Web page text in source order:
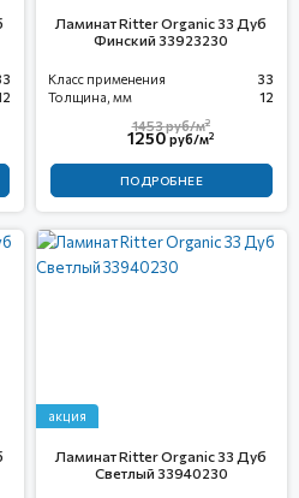
Ламинат Ritter Organic 33 Дуб
Финский 33923230
Класс применения
33
Толщина, мм
12
1250руб/м2
1453руб/м2
ПОДРОБНЕЕ
акция
Ламинат Ritter Organic 33 Дуб
Светлый 33940230